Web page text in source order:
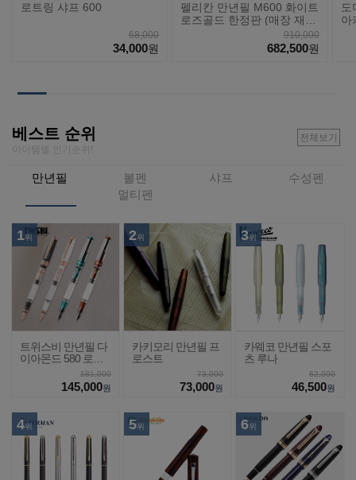
로트링 샤프 600
68,000
34,000원
펠리칸 만년필 M600 화이트
로즈골드 한정판 (매장 재
910,000
682,500원
도
아
베스트 순위
아이템별 인기순위!
전체보기
만년필
볼펜
멀티펜
샤프 수성펜
1위
트위스비 만년필 다
이아몬드 580 로즈
181,000
145,000원
2위
카키모리 만년필 프
로스트
73,000
73,000원
3위
카웨코 만년필 스포
츠 루나
62,000
46,500원
4위 5위 6위